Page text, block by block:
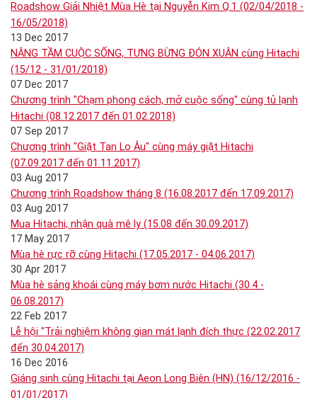
Roadshow Giải Nhiệt Mùa Hè tại Nguyễn Kim Q.1 (02/04/2018 -
16/05/2018)
13 Dec 2017
NÂNG TẦM CUỘC SỐNG, TƯNG BỪNG ĐÓN XUÂN cùng Hitachi
(15/12 - 31/01/2018)
07 Dec 2017
Chương trình "Chạm phong cách, mở cuộc sống" cùng tủ lạnh
Hitachi (08.12.2017 đến 01.02.2018)
07 Sep 2017
Chương trình "Giặt Tan Lo Âu" cùng máy giặt Hitachi
(07.09.2017 đến 01.11.2017)
03 Aug 2017
Chương trình Roadshow tháng 8 (16.08.2017 đến 17.09.2017)
03 Aug 2017
Mua Hitachi, nhận quà mê ly (15.08 đến 30.09.2017)
17 May 2017
Mùa hè rực rỡ cùng Hitachi (17.05.2017 - 04.06.2017)
30 Apr 2017
Mùa hè sảng khoái cùng máy bơm nước Hitachi (30.4 -
06.08.2017)
22 Feb 2017
Lễ hội "Trải nghiệm không gian mát lạnh đích thực (22.02.2017
đến 30.04.2017)
16 Dec 2016
Giáng sinh cùng Hitachi tại Aeon Long Biên (HN) (16/12/2016 -
01/01/2017)